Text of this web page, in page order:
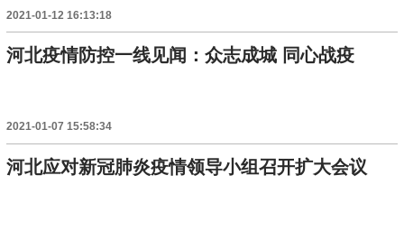
2021-01-12 16:13:18
河北疫情防控一线见闻：众志成城 同心战疫
2021-01-07 15:58:34
河北应对新冠肺炎疫情领导小组召开扩大会议